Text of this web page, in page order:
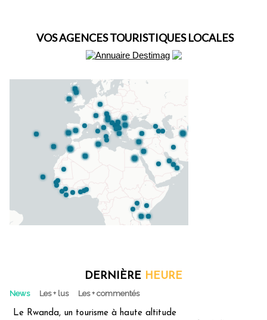
VOS AGENCES TOURISTIQUES LOCALES
DERNIÈRE HEURE
News Les + lus Les + commentés
Le Rwanda, un tourisme à haute altitude